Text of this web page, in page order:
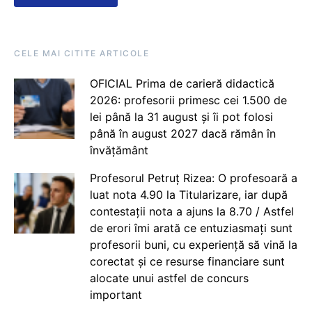
CELE MAI CITITE ARTICOLE
OFICIAL Prima de carieră didactică
2026: profesorii primesc cei 1.500 de
lei până la 31 august și îi pot folosi
până în august 2027 dacă rămân în
învățământ
Profesorul Petruț Rizea: O profesoară a
luat nota 4.90 la Titularizare, iar după
contestații nota a ajuns la 8.70 / Astfel
de erori îmi arată ce entuziasmați sunt
profesorii buni, cu experiență să vină la
corectat și ce resurse financiare sunt
alocate unui astfel de concurs
important